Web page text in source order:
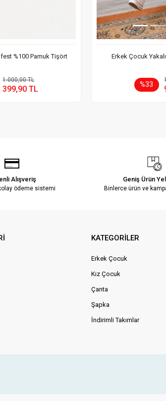
%100 Pamuk Tişört
1.000,00 TL
399,90 TL
Sepete Ekle
Erkek Çocuk
%33
Alışveriş
ödeme sistemi
Geniş Ürün
Binlerce ürün ve
KATEGORİLER
Erkek Çocuk
Kız Çocuk
Çanta
Şapka
İndirimli Takımlar